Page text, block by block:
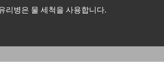
리병은 물 세척을 사용합니다.